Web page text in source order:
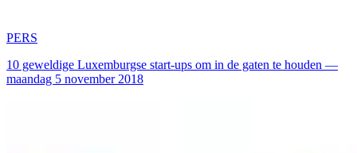
PERS
10 geweldige Luxemburgse start-ups om in de gaten te houden —
maandag 5 november 2018